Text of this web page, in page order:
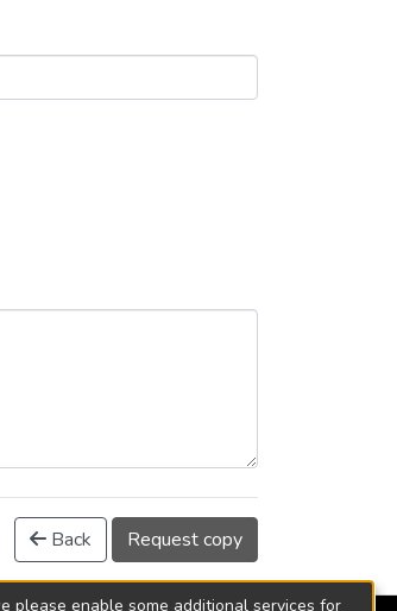
Back Request copy
please enable some additional services for